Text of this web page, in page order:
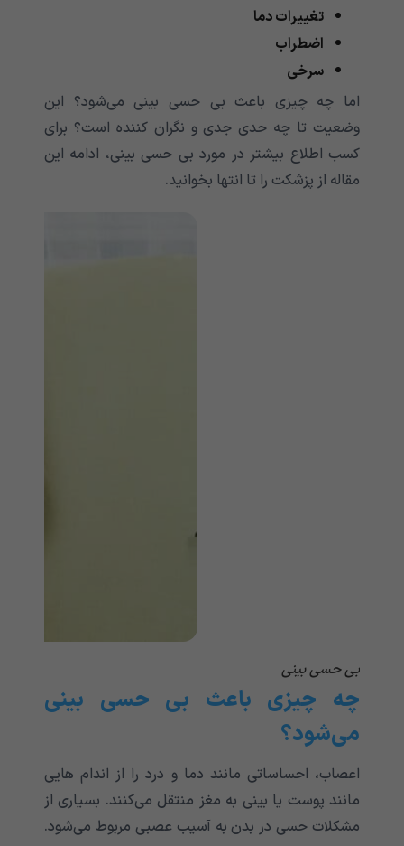
تغییرات دما
اضطراب
سرخی
اما چه چیزی باعث بی حسی بینی می‌‌‌‌‌‌‌‌‌‌‌شود؟ این
وضعیت تا چه حدی جدی و نگران کننده است؟ برای
کسب اطلاع بیشتر در مورد بی حسی بینی، ادامه این
مقاله از پزشکت را تا انتها بخوانید.
بی حسی بینی
چه چیزی باعث بی حسی بینی
می‌‌‌‌‌‌‌‌‌‌‌شود؟
اعصاب، احساساتی مانند دما و درد را از اندام هایی
مانند پوست یا بینی به مغز منتقل می‌‌‌‌‌‌‌‌‌‌‌کنند. بسیاری از
مشکلات حسی در بدن به آسیب عصبی مربوط می‌‌‌‌‌‌‌‌‌‌‌شود.